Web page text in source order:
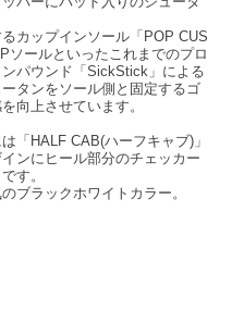
カップインソール「POP CUS
ソールといったこれまでのプロ
パウンド「SickStick」による
タンをソール側と固定するゴ
向上させています。
「HALF CAB(ハーフキャブ)」
ンにヒール部分のチェッカー
す。
ブラックホワイトカラー。